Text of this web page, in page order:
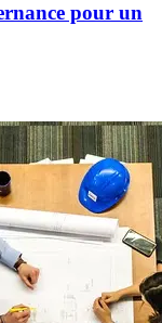
pour un